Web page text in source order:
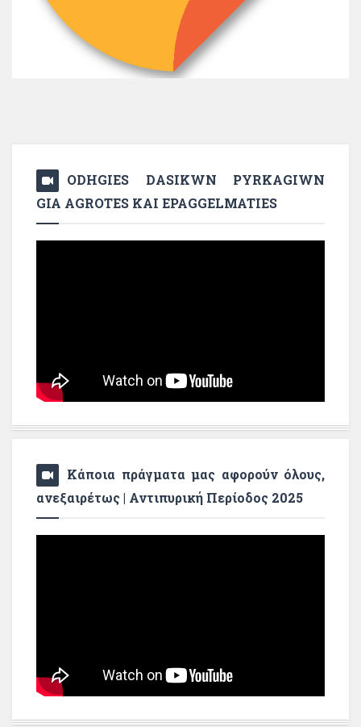
ODHGIES DASIKWN PYRKAGIWN
GIA AGROTES KAI EPAGGELMATIES
Κάποια πράγματα μας αφορούν όλους,
ανεξαιρέτως | Αντιπυρική Περίοδος 2025